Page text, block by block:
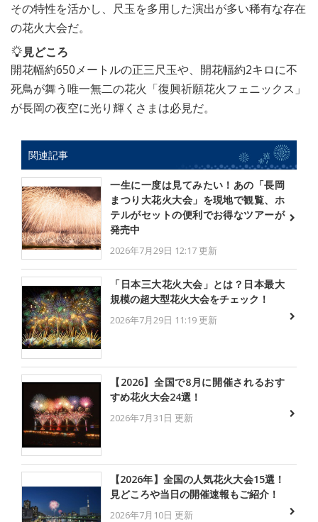
その特性を活かし、尺玉を多用した演出が多い稀有な存在
の花火大会だ。
見どころ
開花幅約650メートルの正三尺玉や、開花幅約2キロに不
死鳥が舞う唯一無二の花火「復興祈願花火フェニックス」
が長岡の夜空に光り輝くさまは必見だ。
関連記事
一生に一度は見てみたい！あの「長岡
まつり大花火大会」を現地で観覧、ホ
テルがセットの便利でお得なツアーが
発売中
2026年7月29日 12:17 更新
「日本三大花火大会」とは？日本最大
規模の超大型花火大会をチェック！
2026年7月29日 11:19 更新
【2026】全国で8月に開催されるおす
すめ花火大会24選！
2026年7月31日 更新
【2026年】全国の人気花火大会15選！
見どころや当日の開催速報もご紹介！
2026年7月10日 更新